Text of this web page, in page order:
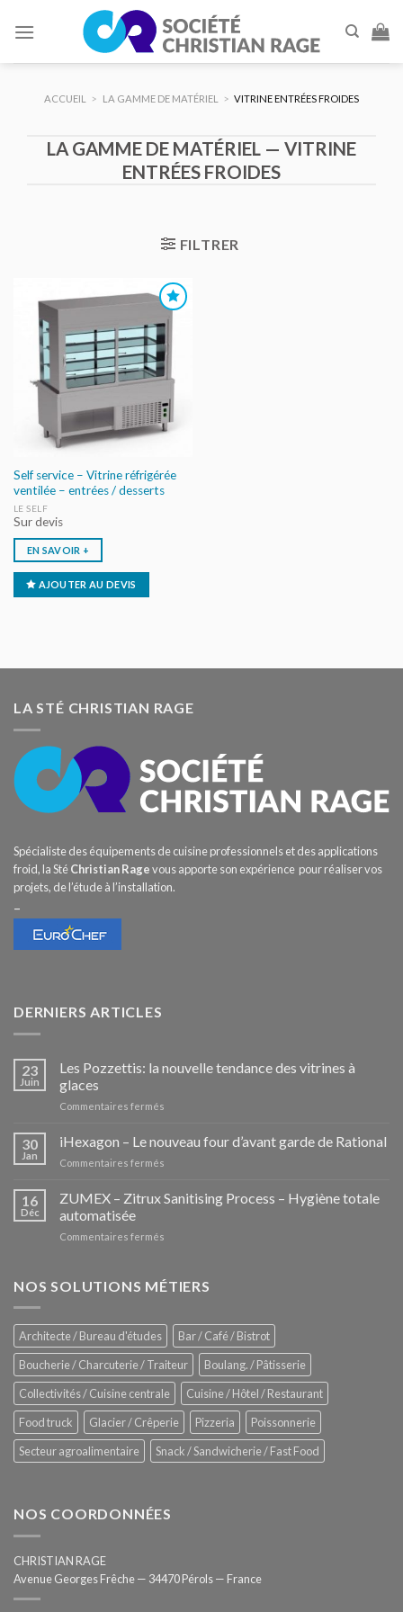
ACCUEIL > LA GAMME DE MATÉRIEL > VITRINE ENTRÉES FROIDES
LA GAMME DE MATÉRIEL — VITRINE
ENTRÉES FROIDES
FILTRER
AJOUTER
AU DEVIS
Self service – Vitrine réfrigérée
ventilée – entrées / desserts
LE SELF
Sur devis
EN SAVOIR +
AJOUTER AU DEVIS
LA STÉ CHRISTIAN RAGE
Spécialiste des équipements de cuisine professionnels et des applications
froid, la StéChristian Ragevous apporte son expérience pour réaliser vos
projets, de l’étude à l’installation.
–
DERNIERS ARTICLES
23
Juin
Les Pozzettis: la nouvelle tendance des vitrines à
glaces
Commentaires fermés
Pozzettis:
la
des
30
Jan
iHexagon – Le nouveau four d’avant garde de Rational
Commentaires fermés
–
Le
de
16
Déc
ZUMEX – Zitrux Sanitising Process – Hygiène totale
automatisée
Commentaires fermés
Zitrux
–
Hygiène
totale
automatisée
NOS SOLUTIONS MÉTIERS
Architecte / Bureau d'études
Bar / Café / Bistrot
Boucherie / Charcuterie / Traiteur
Boulang. / Pâtisserie
Collectivités / Cuisine centrale
Cuisine / Hôtel / Restaurant
Food truck
Glacier / Crêperie Pizzeria
Poissonnerie
Secteur agroalimentaire
Snack / Sandwicherie / Fast Food
NOS COORDONNÉES
CHRISTIAN RAGE
Avenue Georges Frêche — 34470 Pérols — France